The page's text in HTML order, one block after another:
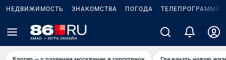
НЕДВИЖИМОСТЬ ЗНАКОМСТВА ПОГОДА ТЕЛЕПРОГРАММА